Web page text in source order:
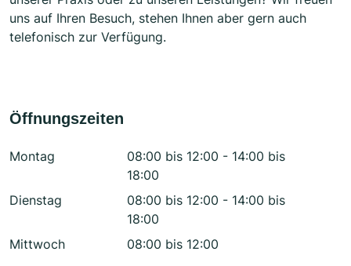
uns auf Ihren Besuch, stehen Ihnen aber gern auch
telefonisch zur Verfügung.
Öffnungszeiten
Montag
08:00 bis 12:00 - 14:00 bis
18:00
Dienstag
08:00 bis 12:00 - 14:00 bis
18:00
Mittwoch
08:00 bis 12:00